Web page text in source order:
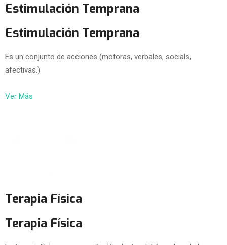
Estimulación Temprana
Estimulación Temprana
Es un conjunto de acciones (motoras, verbales, socials,
afectivas.)
Ver Más
Terapia Física
Terapia Física